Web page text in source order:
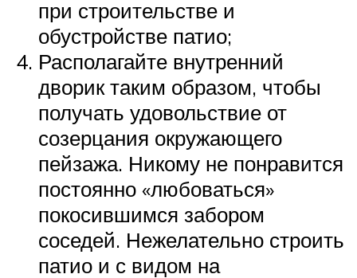
при строительстве и
обустройстве патио;
Располагайте внутренний
дворик таким образом, чтобы
получать удовольствие от
созерцания окружающего
пейзажа. Никому не понравится
постоянно «любоваться»
покосившимся забором
соседей. Нежелательно строить
патио и с видом на